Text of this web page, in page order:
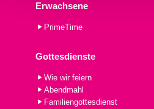
Erwachsene
PrimeTime
Gottesdienste
Wie wir feiern
Abendmahl
Familiengottesdienst